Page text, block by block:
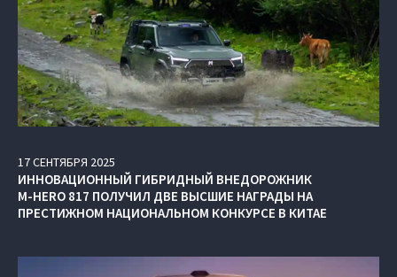
17СЕНТЯБРЯ 2025
ИННОВАЦИОННЫЙ ГИБРИДНЫЙ ВНЕДОРОЖНИК
M‑HERO 817 ПОЛУЧИЛ ДВЕ ВЫСШИЕ НАГРАДЫ НА
ПРЕСТИЖНОМ НАЦИОНАЛЬНОМ КОНКУРСЕ В КИТАЕ